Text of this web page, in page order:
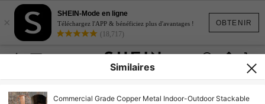
OBTENIR
×
SHEIN-Mode en ligne
Téléchargez l'APP & bénéficiez plus d'avantages !
(18,717)
Similaires
Commercial Grade Copper Metal Indoor-Outdoor Stackable